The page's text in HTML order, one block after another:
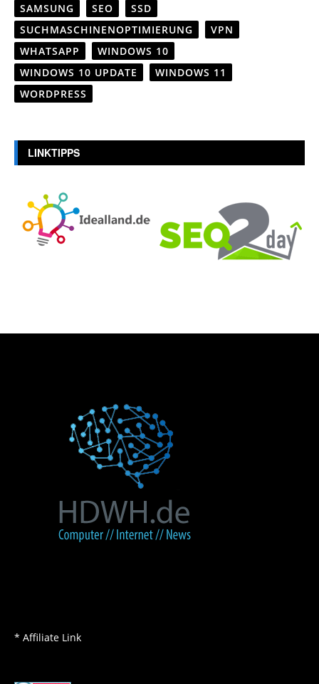
SAMSUNG
SEO
SSD
SUCHMASCHINENOPTIMIERUNG
VPN
WHATSAPP
WINDOWS 10
WINDOWS 10 UPDATE
WINDOWS 11
WORDPRESS
LINKTIPPS
* Affiliate Link